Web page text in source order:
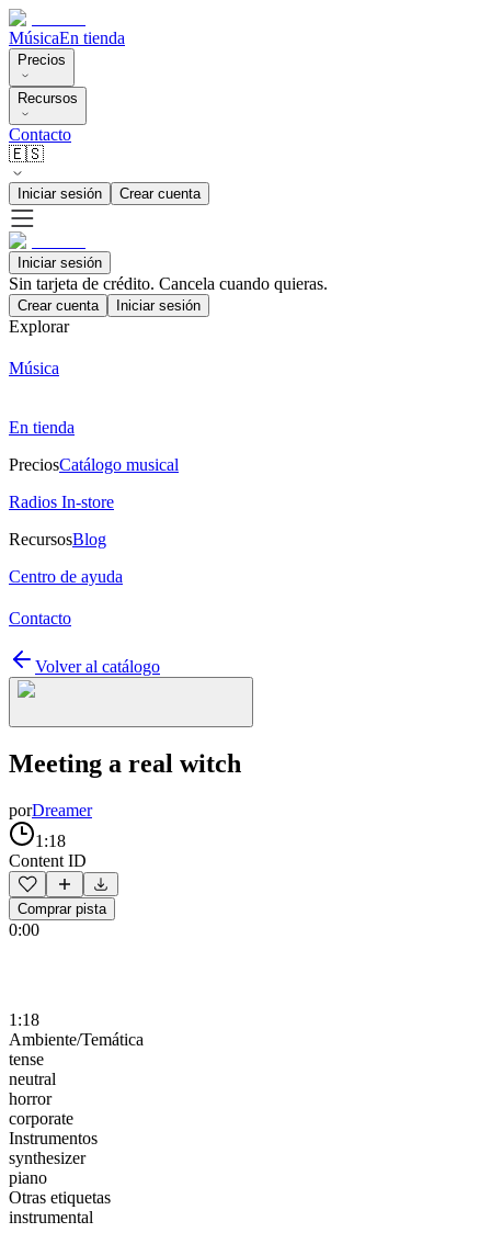
MúsicaEn tienda
Precios
Recursos
Contacto
🇪🇸
Iniciar sesión Crear cuenta
Iniciar sesión
Sin tarjeta de crédito. Cancela cuando quieras.
Crear cuenta Iniciar sesión
Explorar
Música
En tienda
PreciosCatálogo musical
Radios In-store
RecursosBlog
Centro de ayuda
Contacto
Volver al catálogo
Meeting a real witch
porDreamer
1:18
Content ID
Comprar pista
0:00
1:18
Ambiente/Temática
tense
neutral
horror
corporate
Instrumentos
synthesizer
piano
Otras etiquetas
instrumental